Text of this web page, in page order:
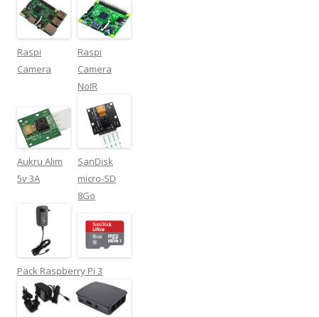
Raspi
Camera
Raspi
Camera
NoIR
Aukru Alim
5v 3A
SanDisk
micro-SD
8Go
Pack Raspberry Pi 3